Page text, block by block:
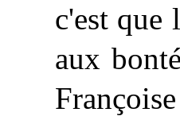
c'est
aux